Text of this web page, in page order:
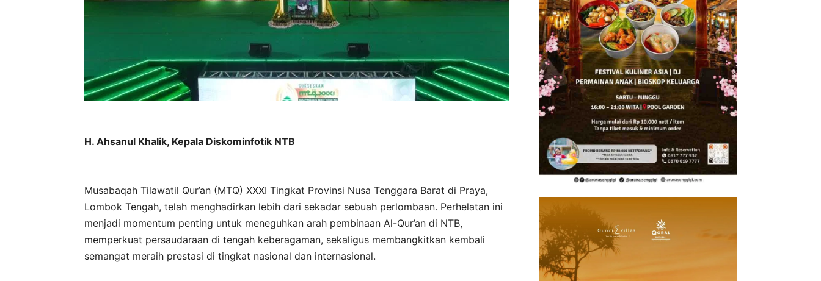
H. Ahsanul Khalik, Kepala Diskominfotik NTB
Musabaqah Tilawatil Qur’an (MTQ) XXXI Tingkat Provinsi Nusa Tenggara Barat di Praya,
Lombok Tengah, telah menghadirkan lebih dari sekadar sebuah perlombaan. Perhelatan ini
menjadi momentum penting untuk meneguhkan arah pembinaan Al-Qur’an di NTB,
memperkuat persaudaraan di tengah keberagaman, sekaligus membangkitkan kembali
semangat meraih prestasi di tingkat nasional dan internasional.